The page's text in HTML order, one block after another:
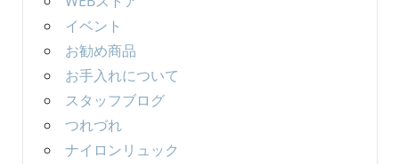
イベント
お勧め商品
お手入れについて
スタッフブログ
つれづれ
ナイロンリュック